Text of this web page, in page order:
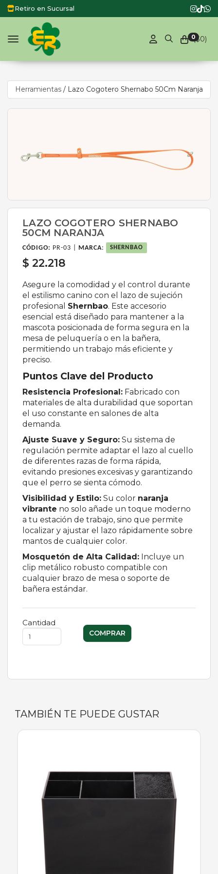
Retiro en Sucursal
0($0)
Toggle navigation
Herramientas / Lazo Cogotero Shernabo 50Cm Naranja
LAZO COGOTERO SHERNABO
50CM NARANJA
CÓDIGO: PR-03 | MARCA: SHERNBAO
$ 22.218
Asegure la comodidad y el control durante
el estilismo canino con el lazo de sujeción
profesional Shernbao. Este accesorio
esencial está diseñado para mantener a la
mascota posicionada de forma segura en la
mesa de peluquería o en la bañera,
permitiendo un trabajo más eficiente y
preciso.
Puntos Clave del Producto
Resistencia Profesional: Fabricado con
materiales de alta durabilidad que soportan
el uso constante en salones de alta
demanda.
Ajuste Suave y Seguro: Su sistema de
regulación permite adaptar el lazo al cuello
de diferentes razas de forma rápida,
evitando presiones excesivas y garantizando
que el perro se sienta cómodo.
Visibilidad y Estilo: Su color naranja
vibrante no solo añade un toque moderno
a tu estación de trabajo, sino que permite
localizar y ajustar el lazo rápidamente sobre
mantos de cualquier color.
Mosquetón de Alta Calidad: Incluye un
clip metálico robusto compatible con
cualquier brazo de mesa o soporte de
bañera estándar.
Cantidad
TAMBIÉN TE PUEDE GUSTAR